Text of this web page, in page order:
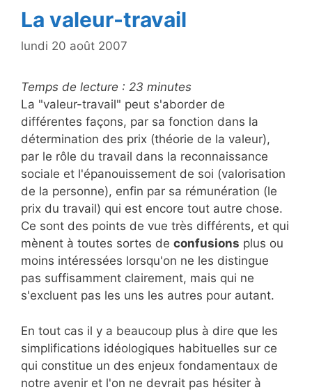
La valeur-travail
lundi 20 août 2007
Temps de lecture : 23 minutes
La "valeur-travail" peut s'aborder de
différentes façons, par sa fonction dans la
détermination des prix (théorie de la valeur),
par le rôle du travail dans la reconnaissance
sociale et l'épanouissement de soi (valorisation
de la personne), enfin par sa rémunération (le
prix du travail) qui est encore tout autre chose.
Ce sont des points de vue très différents, et qui
mènent à toutes sortes de confusions plus ou
moins intéressées lorsqu'on ne les distingue
pas suffisamment clairement, mais qui ne
s'excluent pas les uns les autres pour autant.
En tout cas il y a beaucoup plus à dire que les
simplifications idéologiques habituelles sur ce
qui constitue un des enjeux fondamentaux de
notre avenir et l'on ne devrait pas hésiter à